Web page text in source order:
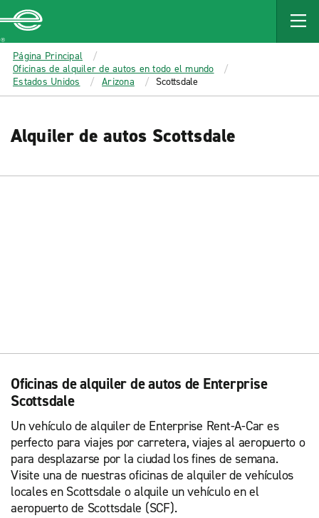
MAIN
CONTENT
Enterprise
Página Principal
Oficinas de alquiler de autos en todo el mundo
Estados Unidos
Arizona Scottsdale
Alquiler de autos Scottsdale
Oficinas de alquiler de autos de Enterprise
Scottsdale
Un vehículo de alquiler de Enterprise Rent-A-Car es
perfecto para viajes por carretera, viajes al aeropuerto o
para desplazarse por la ciudad los fines de semana.
Visite una de nuestras oficinas de alquiler de vehículos
locales en Scottsdale o alquile un vehículo en el
aeropuerto de Scottsdale (SCF).